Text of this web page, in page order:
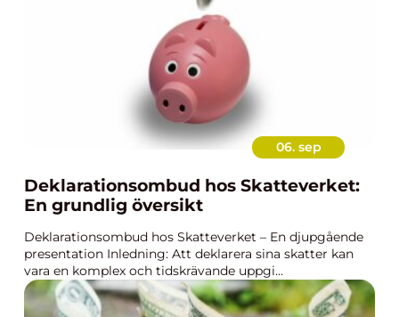
06. sep
Deklarationsombud hos Skatteverket:
En grundlig översikt
Deklarationsombud hos Skatteverket – En djupgående
presentation Inledning: Att deklarera sina skatter kan
vara en komplex och tidskrävande uppgi...